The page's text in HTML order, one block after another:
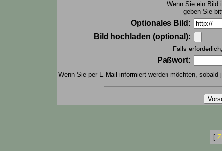
Wenn Sie ein Bild
geben Sie
Optionales Bild:
Bild hochladen (optional):
Falls
Paßwort:
Wenn Sie per E-Mail informiert werden möchten,
[